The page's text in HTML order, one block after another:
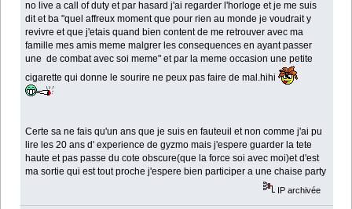
no live a call of duty et par hasard j'ai regarder l'horloge et je me suis
dit et ba "quel affreux moment que pour rien au monde je voudrait y
revivre et que j'etais quand bien content de me retrouver avec ma
famille mes amis meme malgrer les consequences en ayant passer
une de combat avec soi meme" et par la meme occasion une petite
cigarette qui donne le sourire ne peux pas faire de mal.hihi
Certe sa ne fais qu'un ans que je suis en fauteuil et non comme j'ai pu
lire les 20 ans d' experience de gyzmo mais j'espere guarder la tete
haute et pas passe du cote obscure(que la force soi avec moi)et d'est
ma sortie qui est tout proche j'espere bien participer a une chaise party
IP archivée